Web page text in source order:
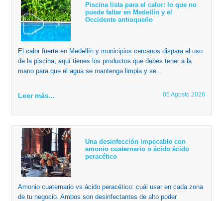
Piscina lista para el calor: lo que no
puede faltar en Medellín y el
Occidente antioqueño
El calor fuerte en Medellín y municipios cercanos dispara el uso
de la piscina; aquí tienes los productos que debes tener a la
mano para que el agua se mantenga limpia y se...
Leer más... 05 Agosto 2026
Una desinfección impecable con
amonio cuaternario o ácido ácido
peracético
Amonio cuaternario vs ácido peracético: cuál usar en cada zona
de tu negocio. Ambos son desinfectantes de alto poder